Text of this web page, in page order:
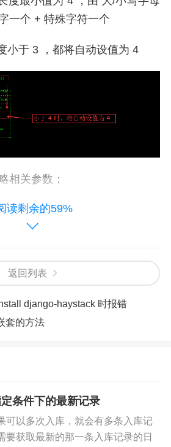
一个 + 特殊字符一个
小于 3 ，都将自动设值为 4
相关参数；
固定密码的总长
指定密码验
整个
/小写字母的总个数；
整个密码
数字的个数；
指定密码的强度验
；
读剩余的59%
返回列表
django-haystack 时报错
套的方法
条件下的最新记录
可以多次入库，就会有多条入库记
要获取最新的那一条入库记录的日